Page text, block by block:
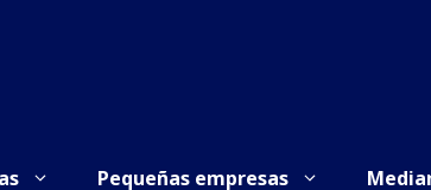
Pequeñas empresas